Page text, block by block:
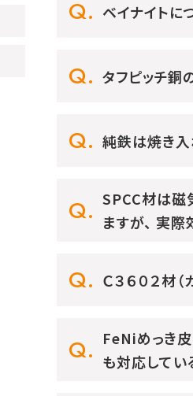
ベイナイトに
タフピッチ銅
純鉄は焼き入
SPCC材は磁
ますが、 実際
Ｃ３６０２材
FeNiめっき
も対応してい